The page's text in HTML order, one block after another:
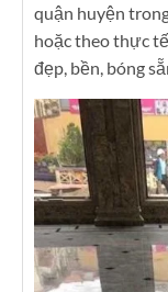
quận huyện
hoặc theo thực
đẹp, bền, bóng